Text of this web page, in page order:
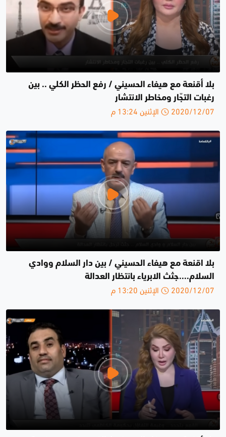
بلا أقنعة مع هيفاء الحسيني / رفع الحظر الكلي .. بين
رغبات التجّار ومخاطر الانتشار
2020/12/07 الإثنين 13:24 م
بلا اقنعة مع هيفاء الحسيني / بين دار السلام ووادي
السلام....جثث الابرياء بانتظار العدالة
2020/12/07 الإثنين 13:20 م